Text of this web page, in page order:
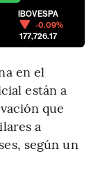
IBOVESPA
-0.09%
177,726.17
en el
están a
que
a
según un